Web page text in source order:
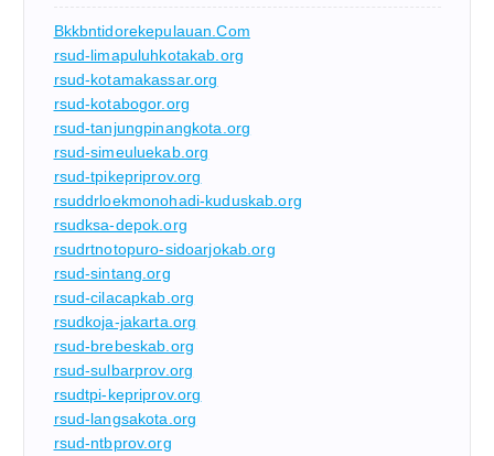
Bkkbntidorekepulauan.com
rsud-limapuluhkotakab.org
rsud-kotamakassar.org
rsud-kotabogor.org
rsud-tanjungpinangkota.org
rsud-simeuluekab.org
rsud-tpikepriprov.org
rsuddrloekmonohadi-kuduskab.org
rsudksa-depok.org
rsudrtnotopuro-sidoarjokab.org
rsud-sintang.org
rsud-cilacapkab.org
rsudkoja-jakarta.org
rsud-brebeskab.org
rsud-sulbarprov.org
rsudtpi-kepriprov.org
rsud-langsakota.org
rsud-ntbprov.org